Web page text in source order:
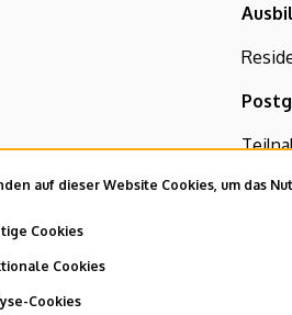
auf dieser Website Cookies, um das
Cookies
Cookies
Cookies